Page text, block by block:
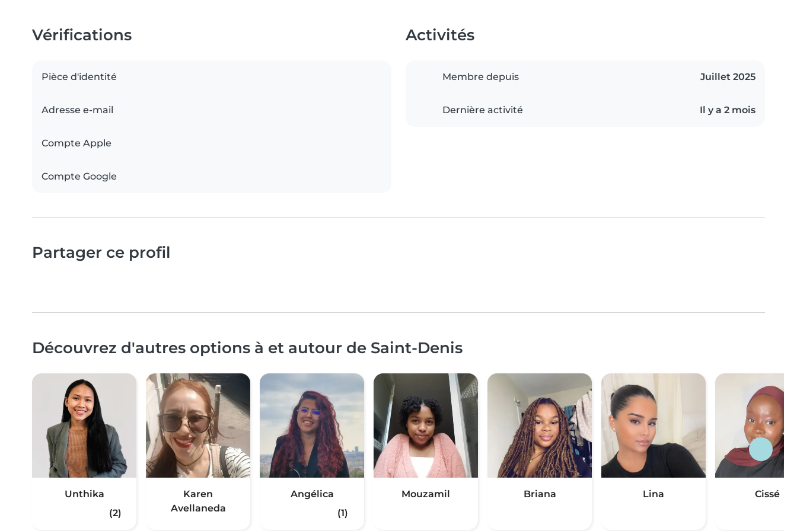
Vérifications
Pièce d'identité
Adresse e-mail
Compte Apple
Compte Google
Activités
Membre depuis Juillet 2025
Dernière activité Il y a 2 mois
Partager ce profil
Découvrez d'autres options à et autour de Saint-Denis
Unthika
(2)
Karen
Avellaneda
Angélica
(1)
Mouzamil Briana Lina Cissé